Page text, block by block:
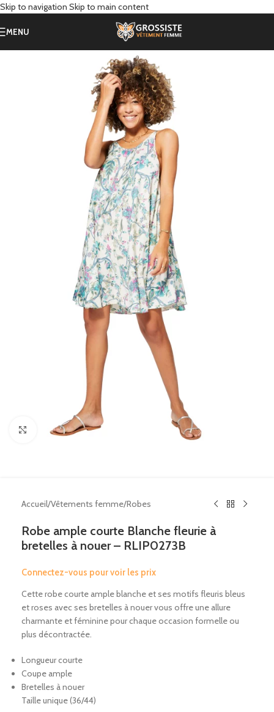
Skip to navigation Skip to main content
MENU
Click to enlarge
Accueil/Vêtements femme/Robes
Robe ample courte Blanche fleurie à
bretelles à nouer – RLIP0273B
Connectez-vous pour voir les prix
Cette robe courte ample blanche et ses motifs fleuris bleus
et roses avec ses bretelles à nouer vous offre une allure
charmante et féminine pour chaque occasion formelle ou
plus décontractée.
Longueur courte
Coupe ample
Bretelles à nouer
Taille unique (36/44)